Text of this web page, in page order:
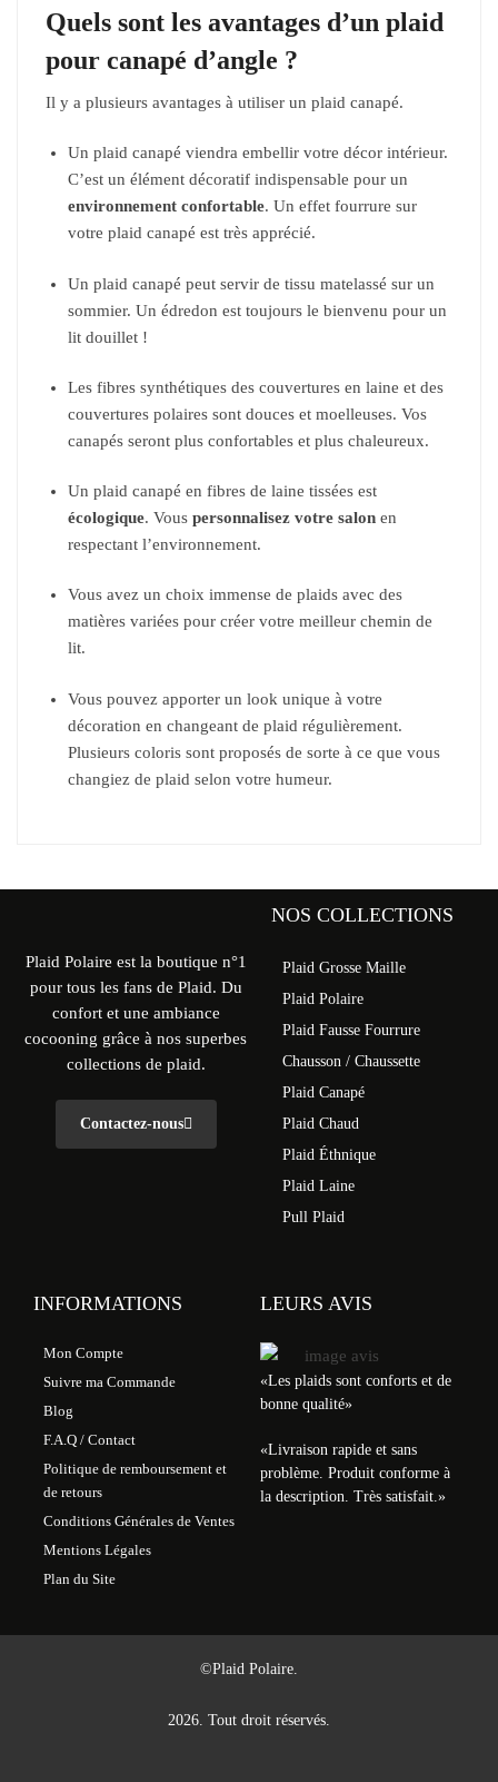
Quels sont les avantages d’un plaid
pour canapé d’angle ?
Il y a plusieurs avantages à utiliser un plaid canapé.
Un plaid canapé viendra embellir votre décor intérieur.
C’est un élément décoratif indispensable pour un
environnement confortable. Un effet fourrure sur
votre plaid canapé est très apprécié.
Un plaid canapé peut servir de tissu matelassé sur un
sommier. Un édredon est toujours le bienvenu pour un
lit douillet !
Les fibres synthétiques des couvertures en laine et des
couvertures polaires sont douces et moelleuses. Vos
canapés seront plus confortables et plus chaleureux.
Un plaid canapé en fibres de laine tissées est
écologique. Vous personnalisez votre salon en
respectant l’environnement.
Vous avez un choix immense de plaids avec des
matières variées pour créer votre meilleur chemin de
lit.
Vous pouvez apporter un look unique à votre
décoration en changeant de plaid régulièrement.
Plusieurs coloris sont proposés de sorte à ce que vous
changiez de plaid selon votre humeur.
Plaid Polaire est la boutique n°1
pour tous les fans de Plaid. Du
confort et une ambiance
cocooning grâce à nos superbes
collections de plaid.
Contactez-nous
NOS COLLECTIONS
Plaid Grosse Maille
Plaid Polaire
Plaid Fausse Fourrure
Chausson / Chaussette
Plaid Canapé
Plaid Chaud
Plaid Éthnique
Plaid Laine
Pull Plaid
INFORMATIONS
Mon Compte
Suivre ma Commande
Blog
F.A.Q / Contact
Politique de remboursement et
de retours
Conditions Générales de Ventes
Mentions Légales
Plan du Site
LEURS AVIS
«Les plaids sont conforts et de
bonne qualité»
«Livraison rapide et sans
problème. Produit conforme à
la description. Très satisfait.»
©Plaid Polaire.
2026. Tout droit réservés.